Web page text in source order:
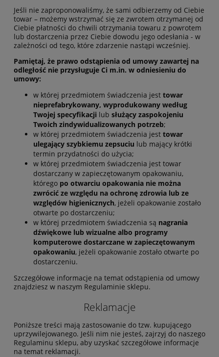
Jeśli nie zaproponowaliśmy, że sami odbierzemy od Ciebie
towar – możemy wstrzymać się ze zwrotem otrzymanej od
Ciebie płatności do chwili otrzymania towaru z powrotem
lub dostarczenia przez Ciebie dowodu jego odesłania - w
zależności od tego, które zdarzenie nastąpi wcześniej.
Pamiętaj, że prawo odstąpienia od umowy zawartej na
odległość nie przysługuje Ci m.in. w odniesieniu do
umowy:
w której przedmiotem świadczenia jest towar
nieprefabrykowany, wyprodukowany według
Twojej specyfikacji lub służący zaspokojeniu
Twoich zindywidualizowanych potrzeb;
w której przedmiotem świadczenia jest towar
ulegający szybkiemu zepsuciu lub mający krótki
termin przydatności do użycia;
w której przedmiotem świadczenia jest towar
dostarczany w zapieczętowanym opakowaniu,
którego po otwarciu opakowania nie można
zwrócić ze względu na ochronę zdrowia lub ze
względów higienicznych, jeżeli opakowanie zostało
otwarte po dostarczeniu;
w której przedmiotem świadczenia są nagrania
dźwiękowe lub wizualne albo programy
komputerowe dostarczane w zapieczętowanym
opakowaniu, jeżeli opakowanie zostało otwarte po
dostarczeniu.
Szczegółowe informacje na temat odstąpienia od umowy
znajdziesz w naszym Regulaminie sklepu.
Reklamacje
Poniższe treści mają zastosowanie do tzw. kupującego
uprzywilejowanego. Jeśli nim nie jesteś, zajrzyj do naszego
Regulaminu sklepu, aby uzyskać szczegółowe informacje
na temat reklamacji.